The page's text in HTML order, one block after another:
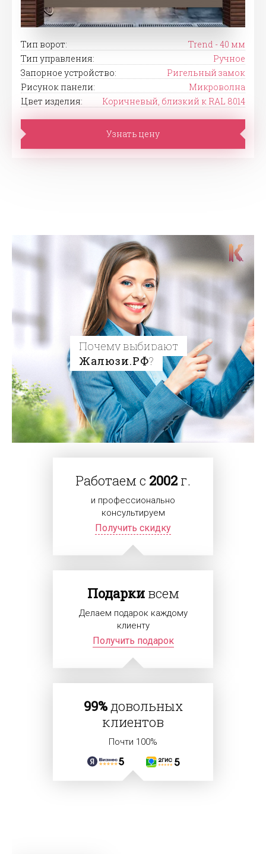
Тип ворот:
Trend - 40 мм
Тип управления:
Ручное
Запорное устройство:
Ригельный замок
Рисунок панели:
Микроволна
Цвет изделия:
Коричневый, близкий к RAL 8014
Узнать цену
Почему выбирают
Жалюзи.РФ?
Работаем с 2002 г.
и профессионально
консультируем
Получить скидку
Подаркивсем
Делаем подарок каждому
клиенту
Получить подарок
99%довольных
клиентов
Почти 100%